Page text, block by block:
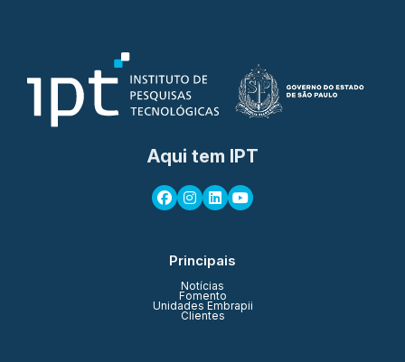
Aqui tem IPT
Principais
Notícias
Fomento
Unidades Embrapii
Clientes